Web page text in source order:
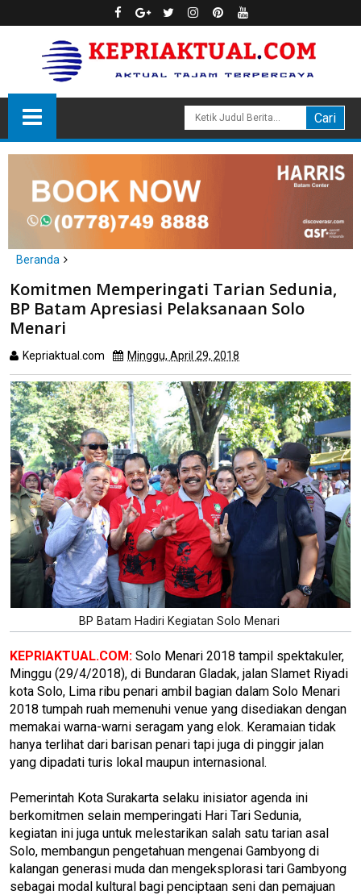
Beranda
Batam
Komitmen Memperingati Tarian Sedunia, BP Batam Apresiasi
Pelaksanaan Solo Menari
Komitmen Memperingati Tarian Sedunia,
BP Batam Apresiasi Pelaksanaan Solo
Menari
Kepriaktual.com Minggu, April 29, 2018
BP Batam Hadiri Kegiatan Solo Menari
KEPRIAKTUAL.COM: Solo Menari 2018 tampil spektakuler,
Minggu (29/4/2018), di Bundaran Gladak, jalan Slamet Riyadi
kota Solo, Lima ribu penari ambil bagian dalam Solo Menari
2018 tumpah ruah memenuhi venue yang disediakan dengan
memakai warna-warni seragam yang elok. Keramaian tidak
hanya terlihat dari barisan penari tapi juga di pinggir jalan
yang dipadati turis lokal maupun internasional.
Pemerintah Kota Surakarta selaku inisiator agenda ini
berkomitmen selain memperingati Hari Tari Sedunia,
kegiatan ini juga untuk melestarikan salah satu tarian asal
Solo, membangun pengetahuan mengenai Gambyong di
kalangan generasi muda dan mengeksplorasi tari Gambyong
sebagai modal kultural bagi penciptaan seni dan pemajuan